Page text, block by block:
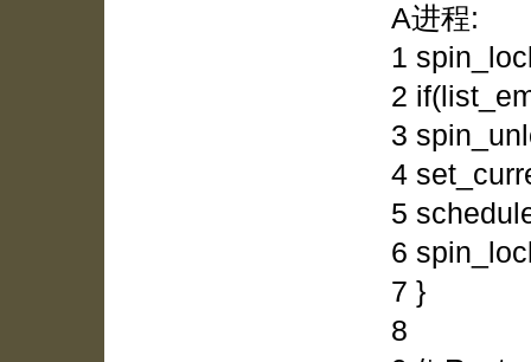
A进程:
1
2
3
4
5
6
7 }
8